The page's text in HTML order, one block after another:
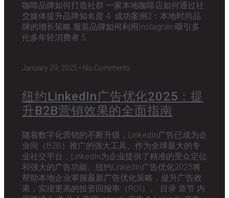
咖啡品牌如何打造社群 一家本地咖啡店如何通过社
交媒体提升品牌知名度 4. 成功案例2：本地时尚品
牌的增长策略 服装品牌如何利用Instagram吸引多
伦多年轻消费者 5.
January 29, 2025 No Comments
纽约LinkedIn广告优化2025：提
升B2B营销效果的全面指南
随着数字化营销的不断升级，LinkedIn广告已成为企
业间（B2B）推广的强大工具。作为全球最大的专
业社交平台，LinkedIn为企业提供了精准的受众定位
和强大的广告功能。纽约LinkedIn广告优化2025将
帮助本地企业掌握最新广告优化策略，提升广告效
果，实现更高的投资回报率（ROI）。 目录 章节 内